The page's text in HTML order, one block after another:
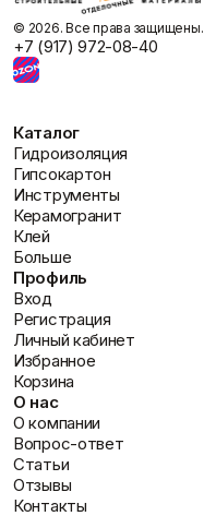
©️ 2026. Все права защищены.
+7 (917) 972-08-40
Каталог
Гидроизоляция
Гипсокартон
Инструменты
Керамогранит
Клей
Больше
Профиль
Вход
Регистрация
Личный кабинет
Избранное
Корзина
О нас
О компании
Вопрос-ответ
Статьи
Отзывы
Контакты